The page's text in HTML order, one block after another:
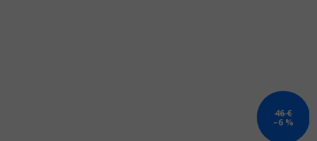
46 €
–6 %